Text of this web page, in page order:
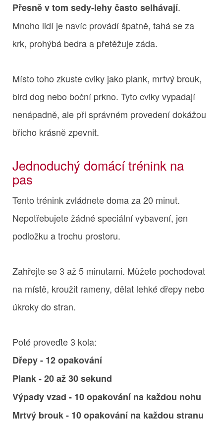
Přesně v tom sedy-lehy často selhávají.
Mnoho lidí je navíc provádí špatně, tahá se za
krk, prohýbá bedra a přetěžuje záda.
Místo toho zkuste cviky jako plank, mrtvý brouk,
bird dog nebo boční prkno. Tyto cviky vypadají
nenápadně, ale při správném provedení dokážou
břicho krásně zpevnit.
Jednoduchý domácí trénink na
pas
Tento trénink zvládnete doma za 20 minut.
Nepotřebujete žádné speciální vybavení, jen
podložku a trochu prostoru.
Zahřejte se 3 až 5 minutami. Můžete pochodovat
na místě, kroužit rameny, dělat lehké dřepy nebo
úkroky do stran.
Poté proveďte 3 kola:
Dřepy - 12 opakování
Plank - 20 až 30 sekund
Výpady vzad - 10 opakování na každou nohu
Mrtvý brouk - 10 opakování na každou stranu